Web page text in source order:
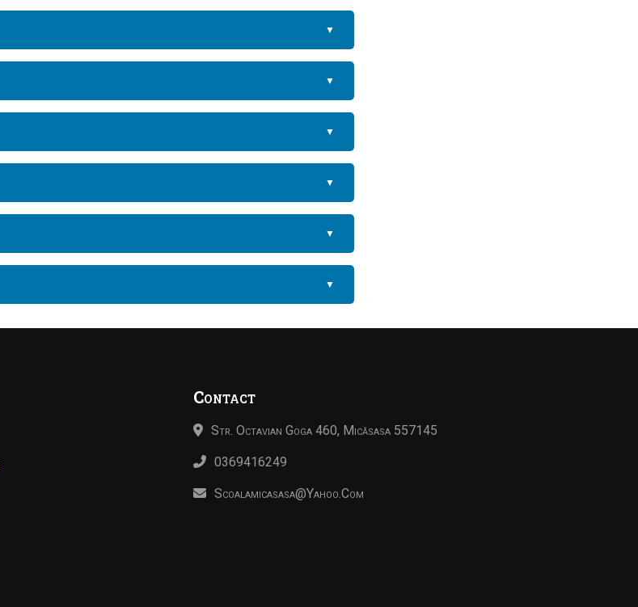
▼
▼
▼
▼
▼
▼
Contact
Str. Octavian Goga 460, Micăsasa 557145
0369416249
Scoalamicasasa@yahoo.com